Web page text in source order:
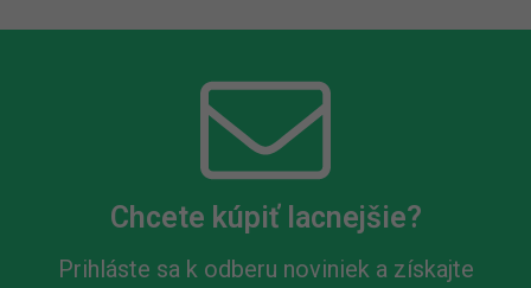
Chcete kúpiť lacnejšie?
Prihláste sa k odberu noviniek a získajte